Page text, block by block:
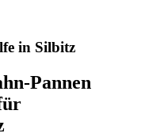
in Silbitz
Pannen